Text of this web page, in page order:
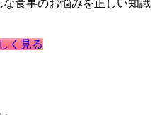
な食事のお悩みを正しい知識
く見る